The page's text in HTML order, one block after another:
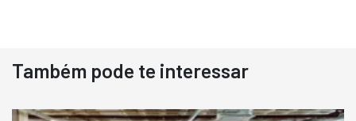
Destaque
Usado
Também pode te interessar